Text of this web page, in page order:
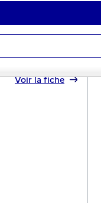
Voir la fiche